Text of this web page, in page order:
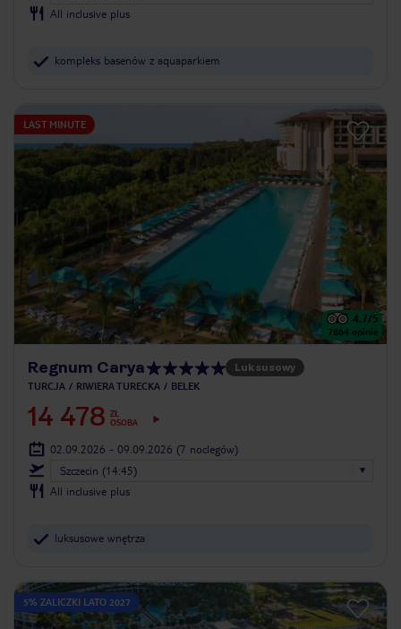
All inclusive plus
kompleks basenów z aquaparkiem
LAST MINUTE
4.7/5
7864 opinie
Regnum Carya Luksusowy
TURCJA RIWIERA TURECKA BELEK
14 478 ZŁ
OSOBA
02.09.2026 - 09.09.2026 (7 noclegów)
Szczecin (14:45)
All inclusive plus
luksusowe wnętrza
5% ZALICZKI LATO 2027